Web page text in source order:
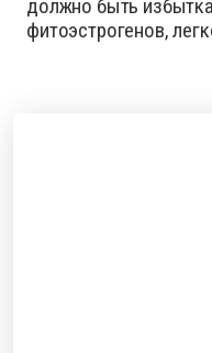
должно быть
фитоэстрогенов,